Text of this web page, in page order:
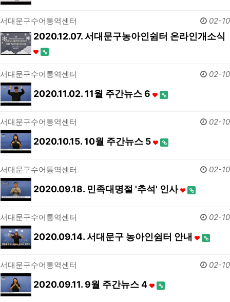
서대문구수어통역센터 02-10
2020.12.07. 서대문구농아인쉼터 온라인개소식
서대문구수어통역센터 02-10
2020.11.02. 11월 주간뉴스 6
서대문구수어통역센터 02-10
2020.10.15. 10월 주간뉴스 5
서대문구수어통역센터 02-10
2020.09.18. 민족대명절 '추석' 인사
서대문구수어통역센터 02-10
2020.09.14. 서대문구 농아인쉼터 안내
서대문구수어통역센터 02-10
2020.09.11. 9월 주간뉴스 4